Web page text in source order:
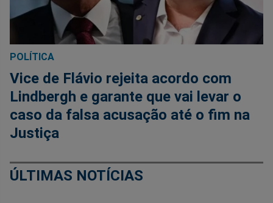
POLÍTICA
Vice de Flávio rejeita acordo com
Lindbergh e garante que vai levar o
caso da falsa acusação até o fim na
Justiça
ÚLTIMAS NOTÍCIAS